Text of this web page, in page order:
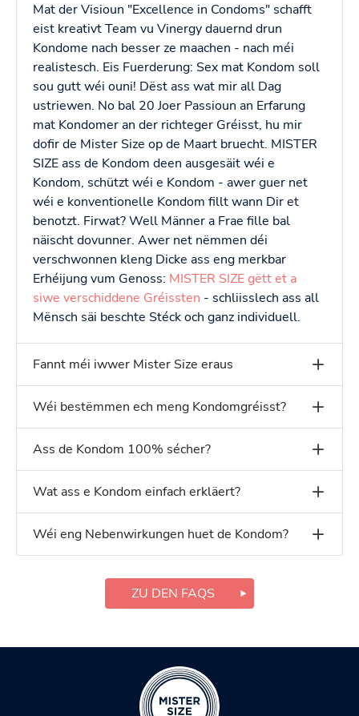
Mat der Visioun "Excellence in Condoms" schafft
eist kreativt Team vu Vinergy dauernd drun
Kondome nach besser ze maachen - nach méi
realistesch. Eis Fuerderung: Sex mat Kondom soll
sou gutt wéi ouni! Dëst ass wat mir all Dag
ustriewen. No bal 20 Joer Passioun an Erfarung
mat Kondomer an der richteger Gréisst, hu mir
dofir de Mister Size op de Maart bruecht. MISTER
SIZE ass de Kondom deen ausgesäit wéi e
Kondom, schützt wéi e Kondom - awer guer net
wéi e konventionelle Kondom fillt wann Dir et
benotzt. Firwat? Well Männer a Frae fille bal
näischt dovunner. Awer net nëmmen déi
verschwonnen kleng Dicke ass eng merkbar
Erhéijung vum Genoss: MISTER SIZE gëtt et a
siwe verschiddene Gréissten - schliisslech ass all
Mënsch säi beschte Stéck och ganz individuell.
Fannt méi iwwer Mister Size eraus
Wéi bestëmmen ech meng Kondomgréisst?
Ass de Kondom 100% sécher?
Wat ass e Kondom einfach erkläert?
Wéi eng Nebenwirkungen huet de Kondom?
ZU DEN FAQS